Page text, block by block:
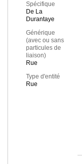
Spécifique
De La
Durantaye
Générique
(avec ou sans
particules de
liaison)
Rue
Type d'entité
Rue